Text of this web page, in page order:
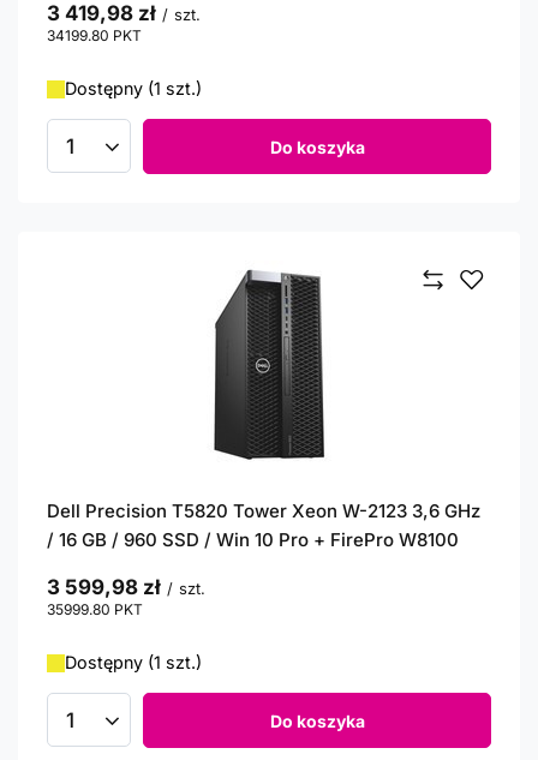
3 419,98 zł / szt.
34199.80 PKT
Dostępny (1 szt.)
Ilość produktów Do koszyka
Dell Precision T5820 Tower Xeon W-2123 3,6 GHz
/ 16 GB / 960 SSD / Win 10 Pro + FirePro W8100
3 599,98 zł / szt.
35999.80 PKT
Dostępny (1 szt.)
Ilość produktów Do koszyka